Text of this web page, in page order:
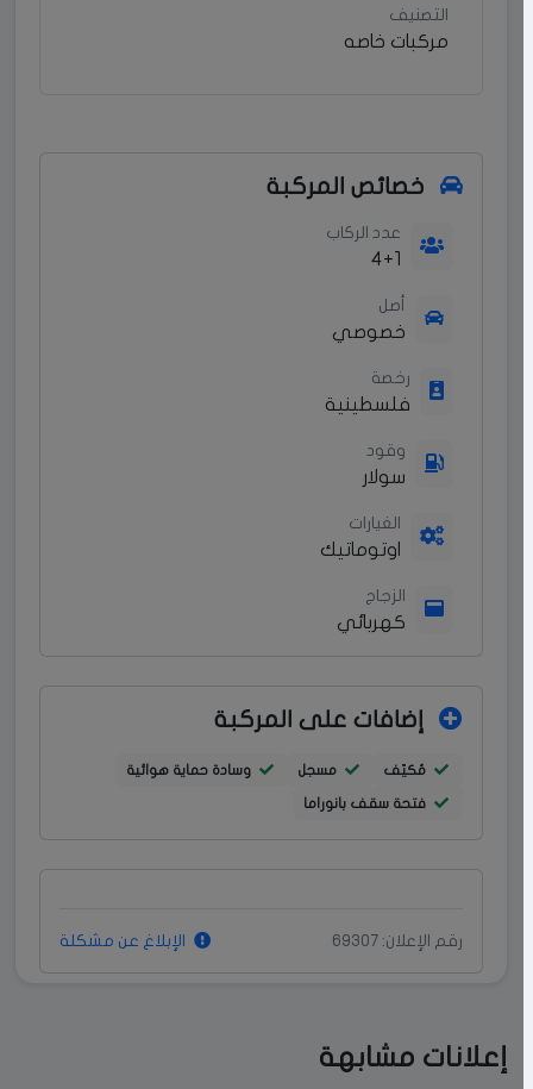
التصنيف
مركبات خاصه
خصائص المركبة
عدد الركاب
4+1
أصل
خصوصي
رخصة
فلسطينية
وقود
سولار
الغيارات
اوتوماتيك
الزجاج
كهربائي
إضافات على المركبة
مُكيّف مسجل وسادة حماية هوائية
فتحة سقف بانوراما
رقم الإعلان: 69307 الإبلاغ عن مشكلة
إعلانات مشابهة